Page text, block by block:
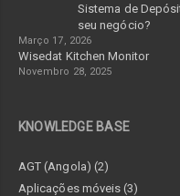
Sistema de
seu negócio?
Março 17, 2026
Wisedat Kitchen Monitor
Novembro 28, 2025
KNOWLEDGE BASE
AGT (Angola) (2)
Aplicações móveis (3)